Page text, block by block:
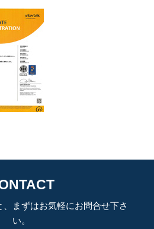
まずはお気軽にお問合せ下さ
い。